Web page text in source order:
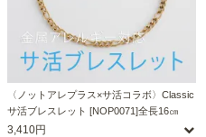
〈ノットアレプラス×サ活コラボ〉Classic
サ活ブレスレット [NOP0071]全長16㎝
3,410円